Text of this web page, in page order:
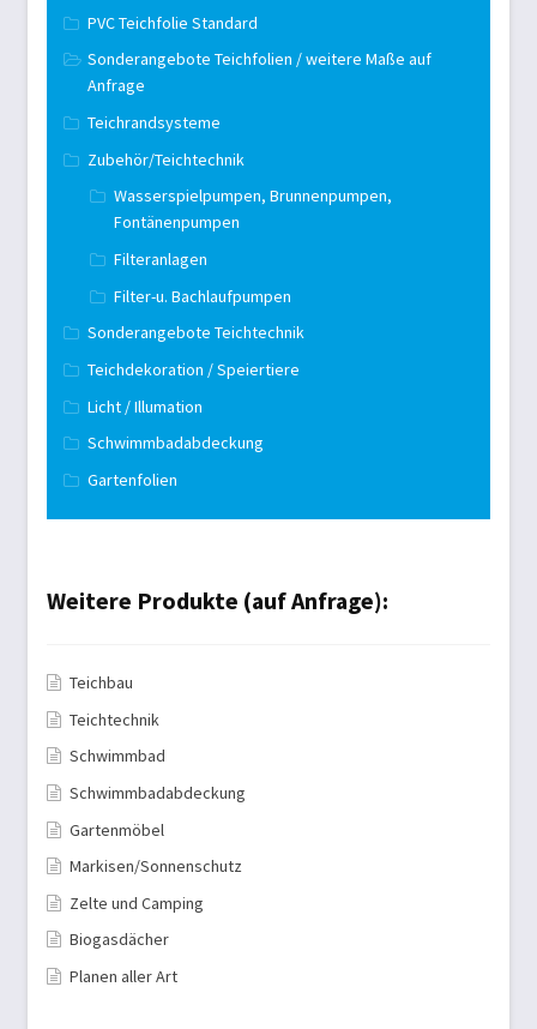
PVC Teichfolie Standard
Sonderangebote Teichfolien / weitere Maße auf
Anfrage
Teichrandsysteme
Zubehör/Teichtechnik
Wasserspielpumpen, Brunnenpumpen,
Fontänenpumpen
Filteranlagen
Filter-u. Bachlaufpumpen
Sonderangebote Teichtechnik
Teichdekoration / Speiertiere
Licht / Illumation
Schwimmbadabdeckung
Gartenfolien
Weitere Produkte (auf Anfrage):
Teichbau
Teichtechnik
Schwimmbad
Schwimmbadabdeckung
Gartenmöbel
Markisen/Sonnenschutz
Zelte und Camping
Biogasdächer
Planen aller Art